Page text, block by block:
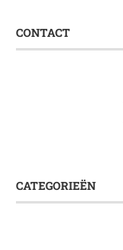
CONTACT
CATEGORIEËN